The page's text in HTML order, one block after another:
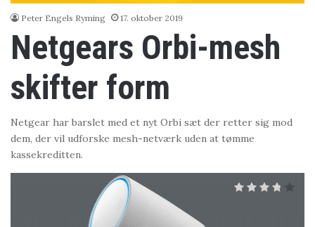
Peter Engels Ryming 17. oktober 2019
Netgears Orbi-mesh
skifter form
Netgear har barslet med et nyt Orbi sæt der retter sig mod
dem, der vil udforske mesh-netværk uden at tømme
kassekreditten.